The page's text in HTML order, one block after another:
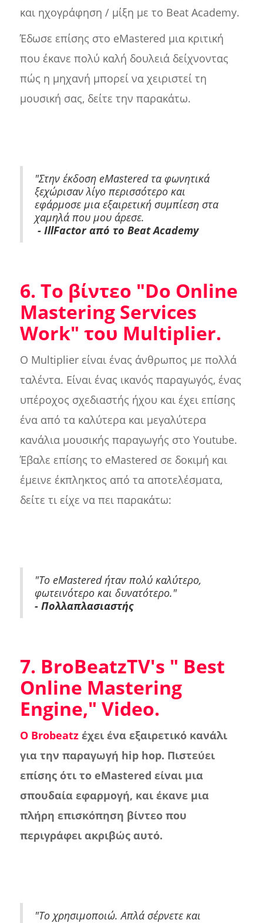
και ηχογράφηση / μίξη με το Beat Academy.
Έδωσε επίσης στο eMastered μια κριτική
που έκανε πολύ καλή δουλειά δείχνοντας
πώς η μηχανή μπορεί να χειριστεί τη
μουσική σας, δείτε την παρακάτω.
"Στην έκδοση eMastered τα φωνητικά
ξεχώρισαν λίγο περισσότερο και
εφάρμοσε μια εξαιρετική συμπίεση στα
χαμηλά που μου άρεσε.
- IllFactor από το Beat Academy
6. Το βίντεο "Do Online
Mastering Services
Work" του Multiplier.
Ο Multiplier είναι ένας άνθρωπος με πολλά
ταλέντα. Είναι ένας ικανός παραγωγός, ένας
υπέροχος σχεδιαστής ήχου και έχει επίσης
ένα από τα καλύτερα και μεγαλύτερα
κανάλια μουσικής παραγωγής στο Youtube.
Έβαλε επίσης το eMastered σε δοκιμή και
έμεινε έκπληκτος από τα αποτελέσματα,
δείτε τι είχε να πει παρακάτω:
"Το eMastered ήταν πολύ καλύτερο,
φωτεινότερο και δυνατότερο."
- Πολλαπλασιαστής
7. BroBeatzTV's " Best
Online Mastering
Engine," Video.
Ο Brobeatz έχει ένα εξαιρετικό κανάλι
για την παραγωγή hip hop. Πιστεύει
επίσης ότι το eMastered είναι μια
σπουδαία εφαρμογή, και έκανε μια
πλήρη επισκόπηση βίντεο που
περιγράφει ακριβώς αυτό.
"Το χρησιμοποιώ. Απλά σέρνετε και